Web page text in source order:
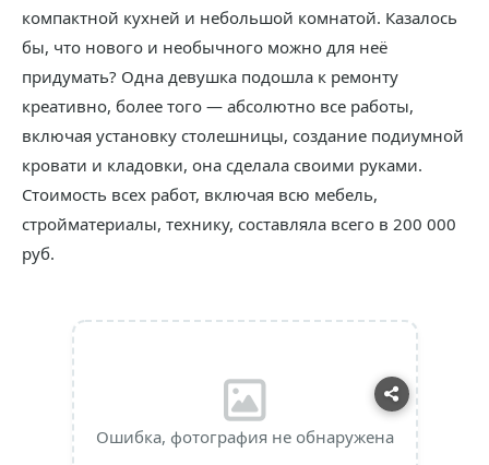
компактной кухней и небольшой комнатой. Казалось
бы, что нового и необычного можно для неё
придумать? Одна девушка подошла к ремонту
креативно, более того — абсолютно все работы,
включая установку столешницы, создание подиумной
кровати и кладовки, она сделала своими руками.
Стоимость всех работ, включая всю мебель,
стройматериалы, технику, составляла всего в 200 000
руб.
Ошибка, фотография не обнаружена